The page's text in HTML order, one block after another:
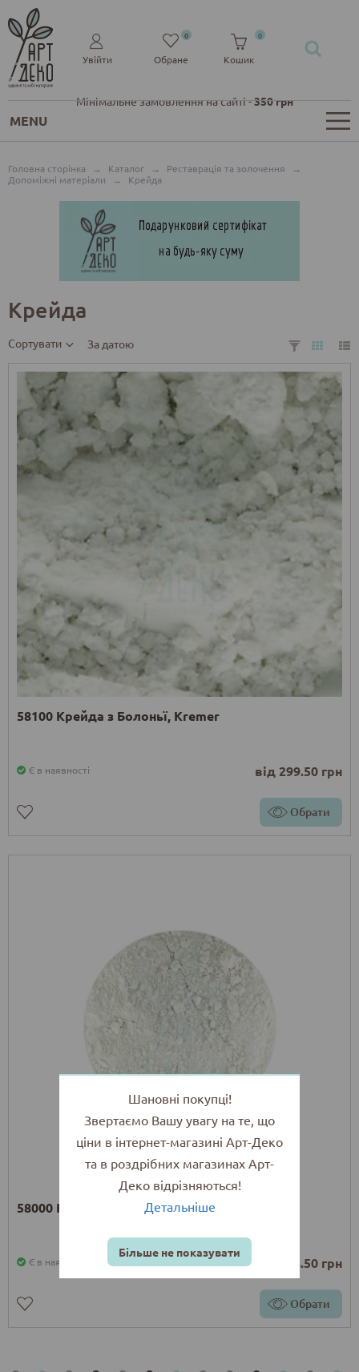
Мінімальне замовлення на сайті -350 грн
Увійти Обране
0
Кошик
0
MENU
Головна сторінка → Каталог → Реставрація та золочення
→
Допоміжні матеріали
→ Крейда
Крейда
Сортувати За датою
58100 Крейда з Болоньї, Kremer
Є в наявності від 299.50 грн
Обрати
58000 Крейда з Шампані, Kremer
Є в наявності від 178.50 грн
Обрати
Шановні покупці!
Звертаємо Вашу увагу на те, що
ціни в інтернет-магазині Арт-Деко
та в роздрібних магазинах Арт-
Деко відрізняються!
Детальніше
Більше не показувати